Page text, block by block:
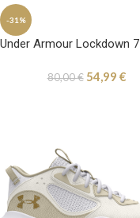
-31%
Under Armour Lockdown 7
80,00€ 54,99 €